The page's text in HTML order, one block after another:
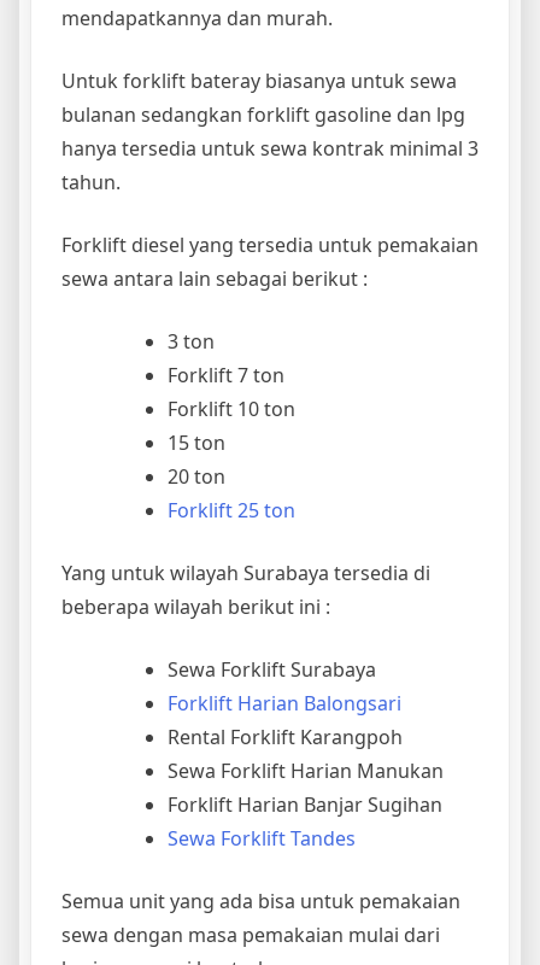
mendapatkannya dan murah.
Untuk forklift bateray biasanya untuk sewa
bulanan sedangkan forklift gasoline dan lpg
hanya tersedia untuk sewa kontrak minimal 3
tahun.
Forklift diesel yang tersedia untuk pemakaian
sewa antara lain sebagai berikut :
3 ton
Forklift 7 ton
Forklift 10 ton
15 ton
20 ton
Forklift 25 ton
Yang untuk wilayah Surabaya tersedia di
beberapa wilayah berikut ini :
Sewa Forklift Surabaya
Forklift Harian Balongsari
Rental Forklift Karangpoh
Sewa Forklift Harian Manukan
Forklift Harian Banjar Sugihan
Sewa Forklift Tandes
Semua unit yang ada bisa untuk pemakaian
sewa dengan masa pemakaian mulai dari